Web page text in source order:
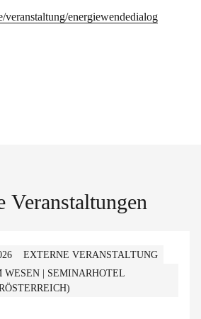
energiewendedialog
Veranstaltungen
EXTERNE VERANSTALTUNG
WESEN | SEMINARHOTEL